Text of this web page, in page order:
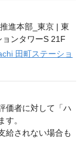
田町ステーショ
価者に対して「ハ
。
給されない場合も